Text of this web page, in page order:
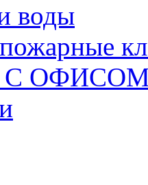
воды
ОФИСОМ